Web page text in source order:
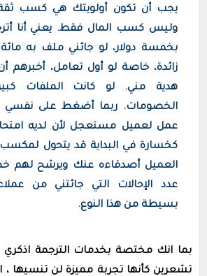
يجب أن تكون أولويتك هي كسب
بخمسة دولار، لو جائني ملف به
زائدة، خاصة لو أول تعامل، أخبرهم أن
هدية مني. لو كانت الملفات
الخصومات. ربما أضغط على نفسي
عمل لعميل مستعجل لأن لديه
كخسارة في البداية قد يتحول لمكسب
العميل أصدقاءه عنك ويرشح لهم
عدد الإحالات التي جائتني من
بسيطة من هذا النوع.
بما انك مختصة بخدمات الترجمة اذكري
تشعرين كأنها تجربة مميزة لن تنسيها